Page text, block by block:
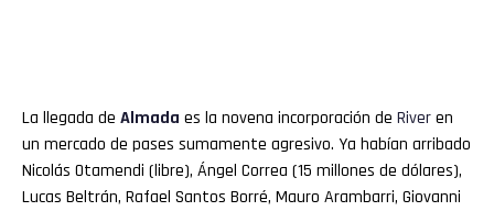
La llegada de Almada es la novena incorporación de Riveren
un mercado de pases sumamente agresivo. Ya habían arribado
Nicolás Otamendi (libre), Ángel Correa (15 millones de dólares),
Lucas Beltrán, Rafael Santos Borré, Mauro Arambarri, Giovanni